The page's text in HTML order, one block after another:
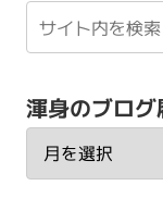
渾身のブログ